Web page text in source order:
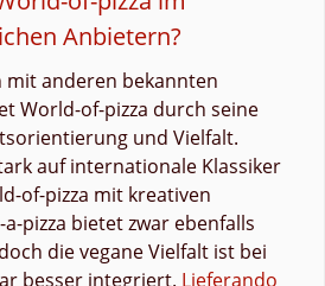
Anbietern?
mit anderen bekannten
World-of-pizza durch seine
und Vielfalt.
auf internationale Klassiker
of-pizza mit kreativen
pizza bietet zwar ebenfalls
die vegane Vielfalt ist bei
besser integriert. Lieferando